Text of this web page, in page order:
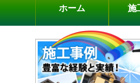
ホーム 施